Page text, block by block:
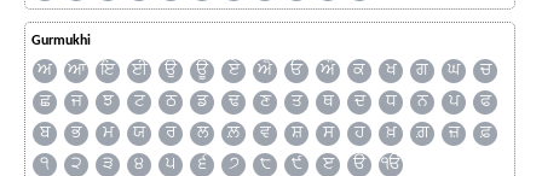
Gurmukhi
ਅ ਆ ਇ ਈ ਉ ਊ ਏ ਐ ਓ ਔ ਕ ਖ ਗ ਘ
ਚ
ਛ
ਜ ਝ ਟ ਠ ਡ ਢ ਣ ਤ ਥ ਦ ਧ ਨ ਪ
ਫ
ਬ
ਭ ਮ ਯ ਰ ਲ ਲ਼ ਵ ਸ਼ ਸ ਹ ਖ਼ ਗ਼ ਜ਼
ਫ਼
੧
੨ ੩ ੪ ੫ ੬ ੭ ੮ ੯ ੲ ੳ ੴ